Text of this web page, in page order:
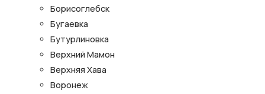
Борисоглебск
Бугаевка
Бутурлиновка
Верхний Мамон
Верхняя Хава
Воронеж